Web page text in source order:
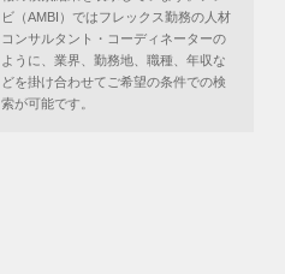
ビ（AMBI）ではフレックス勤務の人材
コンサルタント・コーディネーターの
ように、業界、勤務地、職種、年収な
どを掛け合わせてご希望の条件での検
索が可能です。